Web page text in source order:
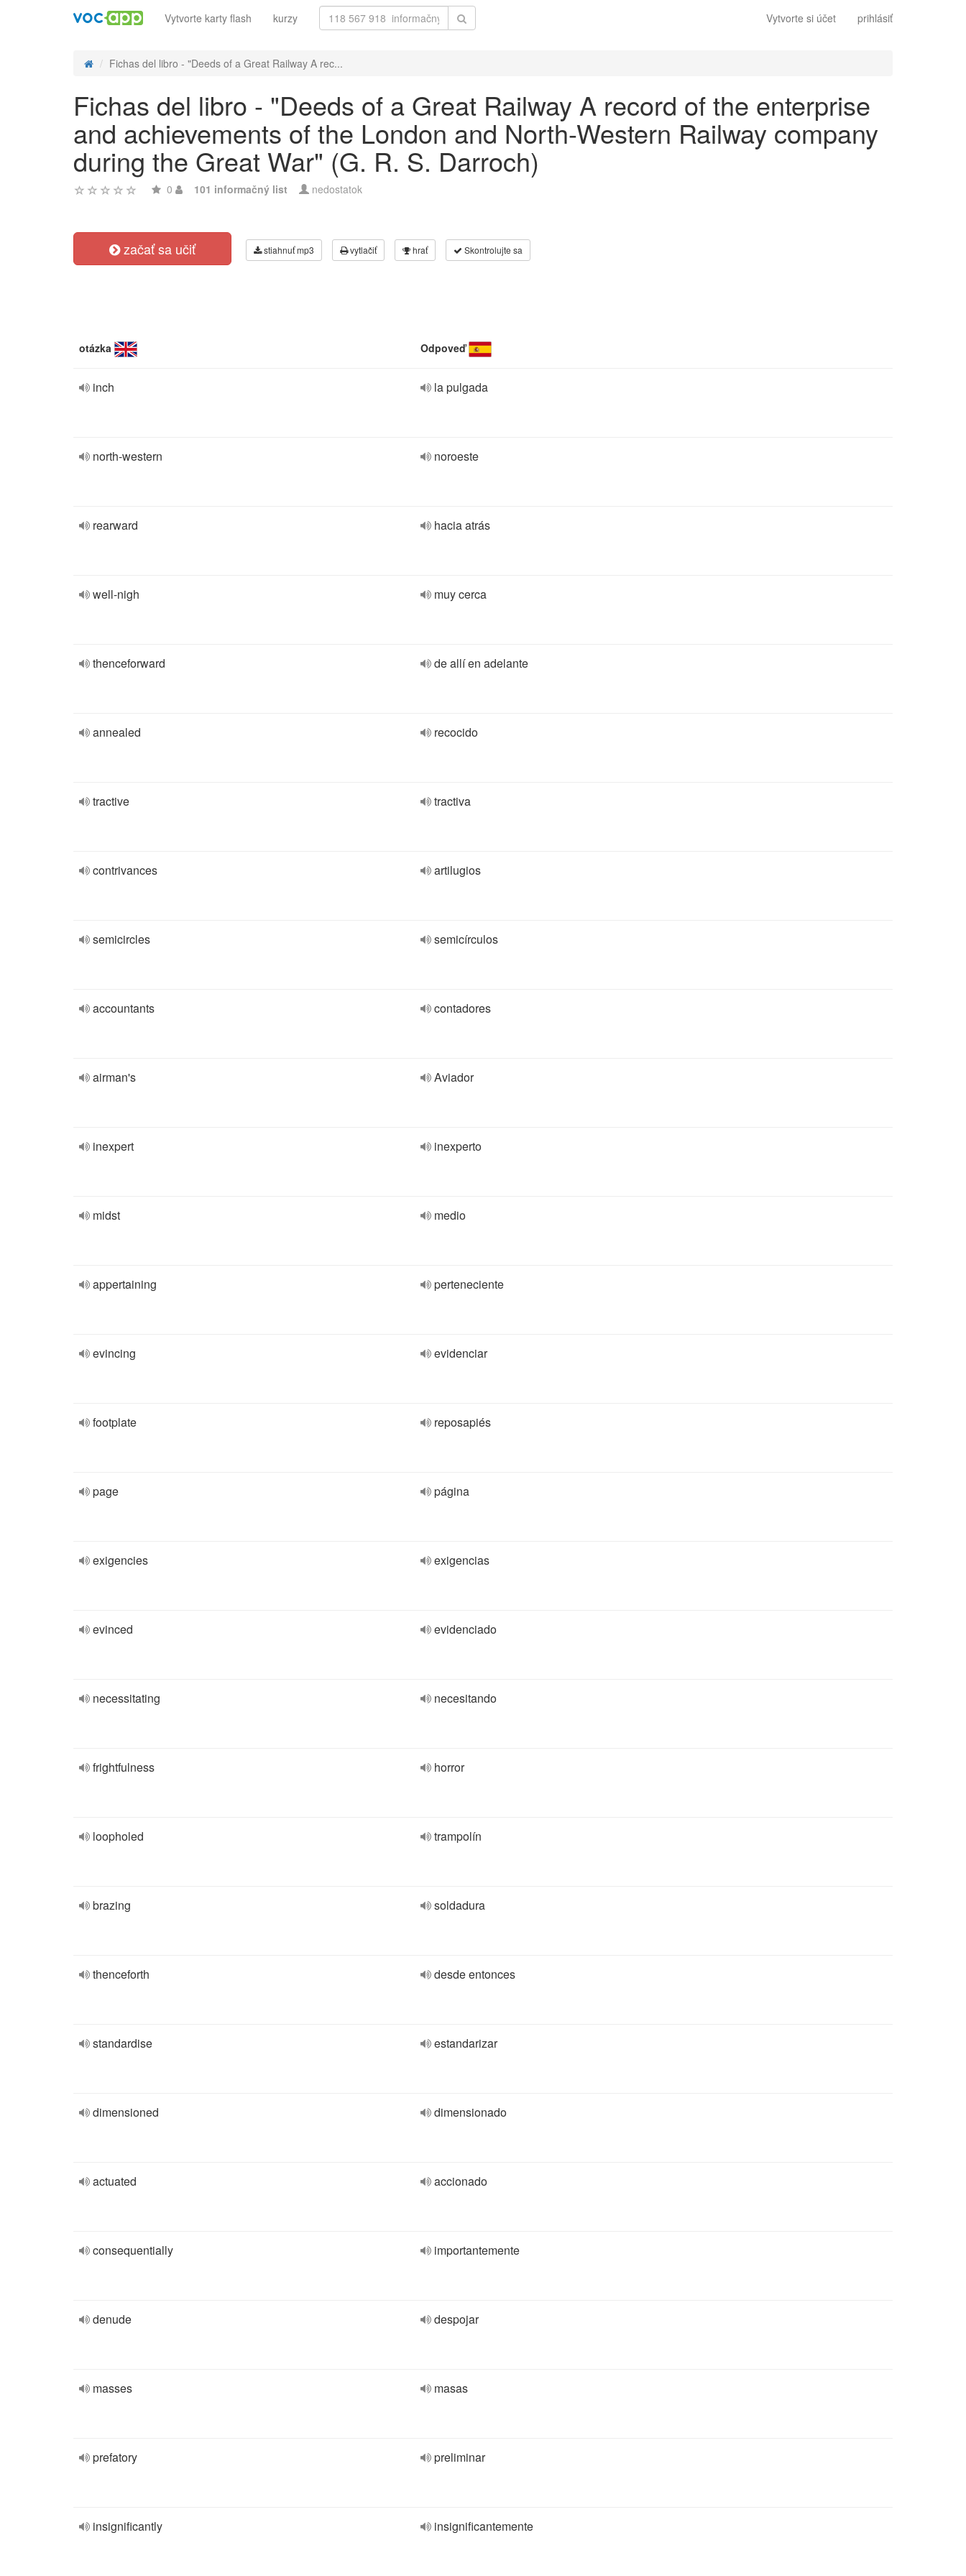
Vytvorte si účet prihlásiť
Vytvorte karty flash kurzy
Fichas del libro - "Deeds of a Great Railway A rec...
Fichas del libro - "Deeds of a Great Railway A record of the enterprise
and achievements of the London and North-Western Railway company
during the Great War" (G. R. S. Darroch)
0 101 informačný list nedostatok
začať sa učiť stiahnuť mp3 vytlačiť hrať Skontrolujte sa
otázka Odpoveď
inch la pulgada
north-western noroeste
rearward hacia atrás
well-nigh muy cerca
thenceforward de allí en adelante
annealed recocido
tractive tractiva
contrivances artilugios
semicircles semicírculos
accountants contadores
airman's Aviador
inexpert inexperto
midst medio
appertaining perteneciente
evincing evidenciar
footplate reposapiés
page página
exigencies exigencias
evinced evidenciado
necessitating necesitando
frightfulness horror
loopholed trampolín
brazing soldadura
thenceforth desde entonces
standardise estandarizar
dimensioned dimensionado
actuated accionado
consequentially importantemente
denude despojar
masses masas
prefatory preliminar
insignificantly insignificantemente